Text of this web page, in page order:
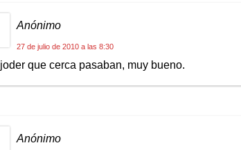
Anónimo
27 de julio de 2010 a las 8:30
joder que cerca pasaban, muy bueno.
Anónimo